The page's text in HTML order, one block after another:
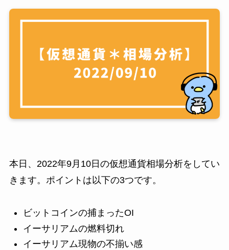
本日、2022年9月10日の仮想通貨相場分析をしてい
きます。ポイントは以下の3つです。
ビットコインの捕まったOI
イーサリアムの燃料切れ
イーサリアム現物の不揃い感